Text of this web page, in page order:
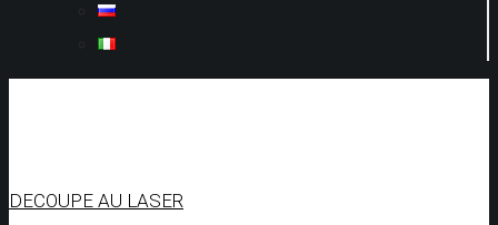
DECOUPE AU LASER